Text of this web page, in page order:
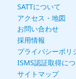
SATTについて
アクセス・地図
お問い合わせ
採用情報
プライバシーポリ
ISMS認証取得に
サイトマップ